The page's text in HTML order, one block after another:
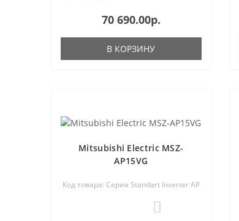
70 690.00р.
В КОРЗИНУ
Mitsubishi Electric MSZ-
AP15VG
Код товара: Серия Standart Inverter AP